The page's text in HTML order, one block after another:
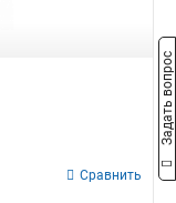
Сравнить
Задать вопрос